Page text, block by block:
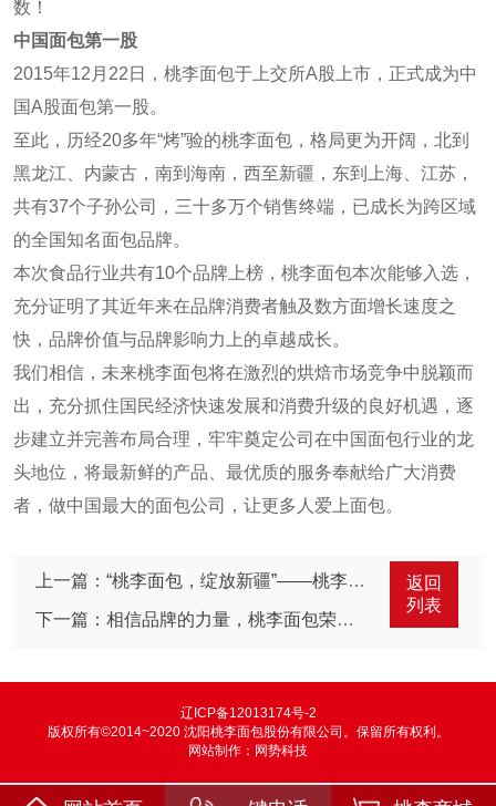
数！
中国面包第一股
2015年12月22日，桃李面包于上交所A股上市，正式成为中
国A股面包第一股。
至此，历经20多年“烤”验的桃李面包，格局更为开阔，北到
黑龙江、内蒙古，南到海南，西至新疆，东到上海、江苏，
共有37个子孙公司，三十多万个销售终端，已成长为跨区域
的全国知名面包品牌。
本次食品行业共有10个品牌上榜，桃李面包本次能够入选，
充分证明了其近年来在品牌消费者触及数方面增长速度之
快，品牌价值与品牌影响力上的卓越成长。
我们相信，未来桃李面包将在激烈的烘焙市场竞争中脱颖而
出，充分抓住国民经济快速发展和消费升级的良好机遇，逐
步建立并完善布局合理，牢牢奠定公司在中国面包行业的龙
头地位，将最新鲜的产品、最优质的服务奉献给广大消费
者，做中国最大的面包公司，让更多人爱上面包。
上一篇：“桃李面包，绽放新疆”——桃李面包新疆工厂正式落成投产
下一篇：相信品牌的力量，桃李面包荣登《2020中国品牌500强》榜单
返回
列表
辽ICP备12013174号-2
版权所有©2014~2020 沈阳桃李面包股份有限公司。保留所有权利。
网站制作： 网势科技